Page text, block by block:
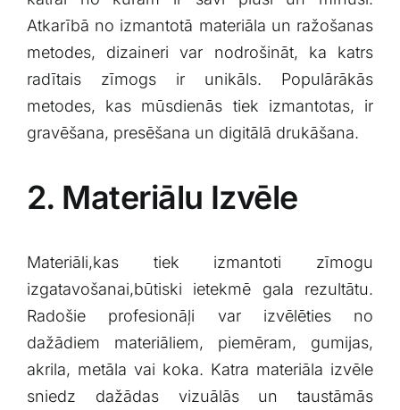
Atkarībā⁢ no izmantotā ‍materiāla un ražošanas
metodes, ⁢dizaineri var ⁤nodrošināt, ⁤ka katrs
radītais zīmogs⁤ ir unikāls. Populārākās
metodes, kas mūsdienās tiek izmantotas, ⁣ir
gravēšana, presēšana un ⁢digitālā drukāšana.
2.​ Materiālu Izvēle
Materiāli,kas tiek izmantoti⁣ zīmogu
izgatavošanai,būtiski ietekmē gala rezultātu.
⁣Radošie⁤ profesionāļi‌ var izvēlēties no
⁤dažādiem​ materiāliem,⁤ piemēram, gumijas,
akrila, metāla vai ‍koka. ‍Katra materiāla izvēle
sniedz dažādas vizuālās un ‌taustāmās